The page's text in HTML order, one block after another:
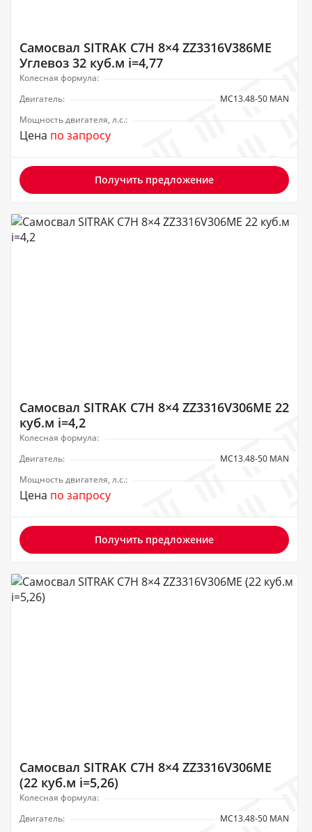
Самосвал SITRAK C7H 8×4 ZZ3316V386ME
Углевоз 32 куб.м i=4,77
Колесная формула:
Двигатель:
MC13.48-50 MAN
Мощность двигателя, л.с.:
Цена по запросу
Получить предложение
Самосвал SITRAK C7H 8×4 ZZ3316V306ME 22
куб.м i=4,2
Колесная формула:
Двигатель:
MC13.48-50 MAN
Мощность двигателя, л.с.:
Цена по запросу
Получить предложение
Самосвал SITRAK C7H 8×4 ZZ3316V306ME
(22 куб.м i=5,26)
Колесная формула:
Двигатель:
MC13.48-50 MAN